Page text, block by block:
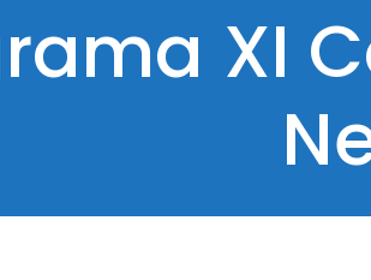
XI